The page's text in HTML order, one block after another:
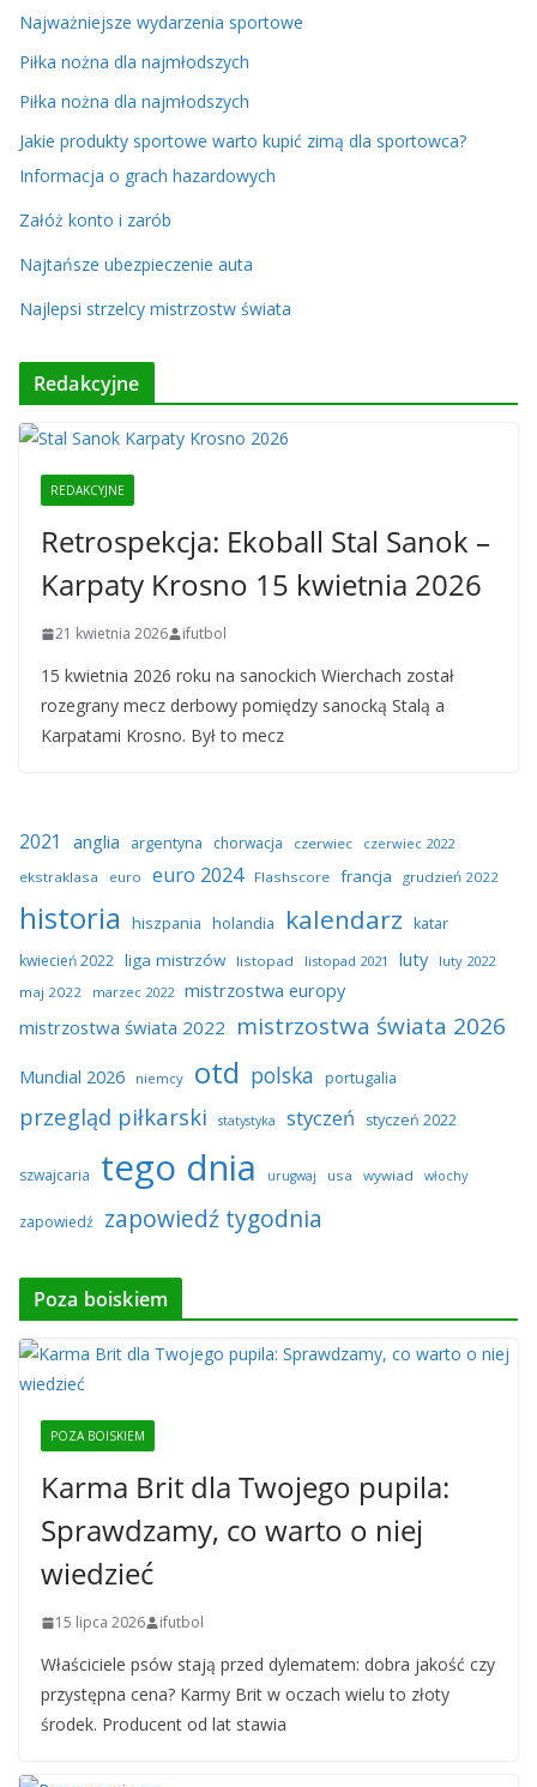
Najważniejsze wydarzenia sportowe
Piłka nożna dla najmłodszych
Piłka nożna dla najmłodszych
Jakie produkty sportowe warto kupić zimą dla sportowca?
Informacja o grach hazardowych
Załóż konto i zarób
Najtańsze ubezpieczenie auta
Najlepsi strzelcy mistrzostw świata
Redakcyjne
REDAKCYJNE
Retrospekcja: Ekoball Stal Sanok –
Karpaty Krosno 15 kwietnia 2026
21 kwietnia 2026 ifutbol
15 kwietnia 2026 roku na sanockich Wierchach został
rozegrany mecz derbowy pomiędzy sanocką Stalą a
Karpatami Krosno. Był to mecz
2021 anglia argentyna chorwacja czerwiec
czerwiec 2022
ekstraklasa
euro euro 2024 Flashscore francja grudzień 2022
historia hiszpania holandia kalendarz katar
kwiecień 2022 liga mistrzów listopad listopad 2021 luty
luty 2022
maj 2022
marzec 2022 mistrzostwa europy
mistrzostwa świata 2022 mistrzostwa świata 2026
Mundial 2026 niemcy otd polska portugalia
przegląd piłkarski statystyka styczeń styczeń 2022
szwajcaria tego dnia urugwaj usa wywiad włochy
zapowiedź zapowiedź tygodnia
Poza boiskiem
POZA BOISKIEM
Karma Brit dla Twojego pupila:
Sprawdzamy, co warto o niej
wiedzieć
15 lipca 2026 ifutbol
Właściciele psów stają przed dylematem: dobra jakość czy
przystępna cena? Karmy Brit w oczach wielu to złoty
środek. Producent od lat stawia